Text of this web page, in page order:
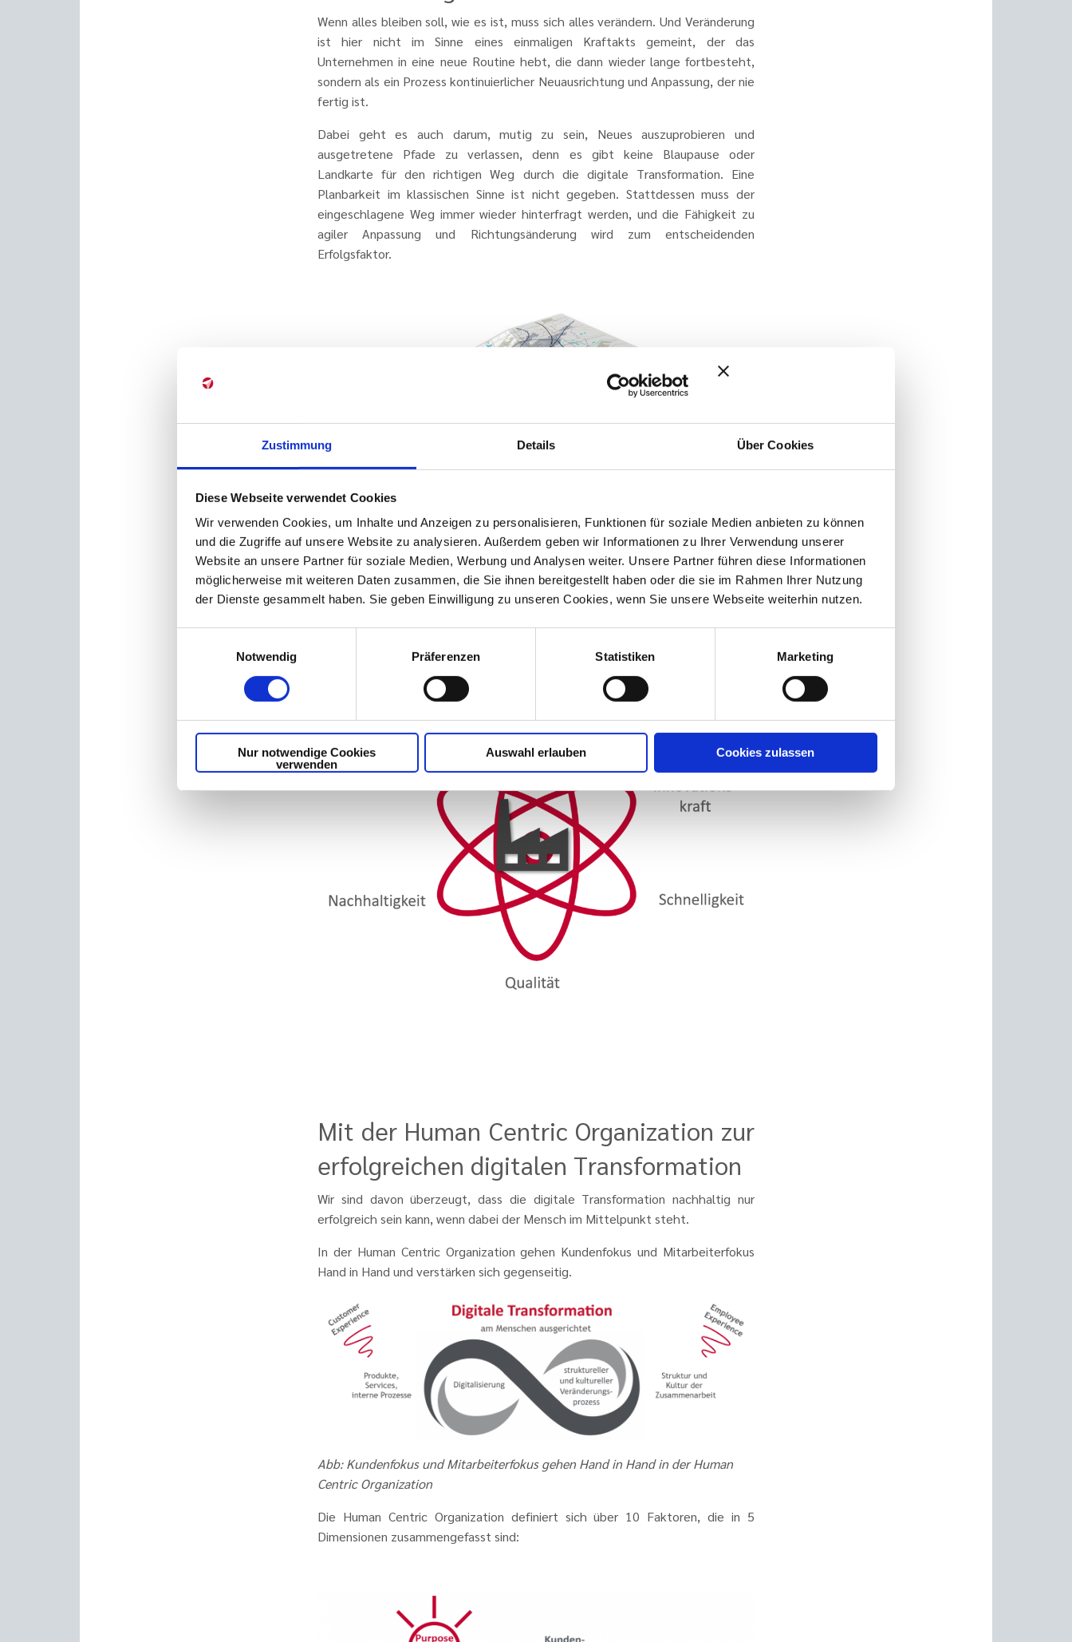
Zustimmung Details Über Cookies
Diese Webseite verwendet Cookies
Wir verwenden Cookies, um Inhalte und Anzeigen zu personalisieren, Funktionen für soziale Medien anbieten zu können
und die Zugriffe auf unsere Website zu analysieren. Außerdem geben wir Informationen zu Ihrer Verwendung unserer
Website an unsere Partner für soziale Medien, Werbung und Analysen weiter. Unsere Partner führen diese Informationen
möglicherweise mit weiteren Daten zusammen, die Sie ihnen bereitgestellt haben oder die sie im Rahmen Ihrer Nutzung
der Dienste gesammelt haben. Sie geben Einwilligung zu unseren Cookies, wenn Sie unsere Webseite weiterhin nutzen.
Notwendig
Präferenzen Statistiken Marketing
Nur notwendige Cookies
verwenden
Auswahl erlauben Cookies zulassen
Wenn alles bleiben soll, wie es ist, muss sich alles verändern. Und Veränderung
ist hier nicht im Sinne eines einmaligen Kraftakts gemeint, der das
Unternehmen in eine neue Routine hebt, die dann wieder lange fortbesteht,
sondern als ein Prozess kontinuierlicher Neuausrichtung und Anpassung, der nie
fertig ist.
Dabei geht es auch darum, mutig zu sein, Neues auszuprobieren und
ausgetretene Pfade zu verlassen, denn es gibt keine Blaupause oder
Landkarte für den richtigen Weg durch die digitale Transformation. Eine
Planbarkeit im klassischen Sinne ist nicht gegeben. Stattdessen muss der
eingeschlagene Weg immer wieder hinterfragt werden, und die Fähigkeit zu
agiler Anpassung und Richtungsänderung wird zum entscheidenden
Erfolgsfaktor.
Und deshalb geht es darum, dynamische Veränderungsprozesse zu
ermöglichen und den dafür nötigen organisatorischen und kulturellen Rahmen
zu setzen.
Zukunftsfähigkeit kann dann in Kombination mit Qualität, Nachhaltigkeit und
Resilienz entstehen.
Mit der Human Centric Organization zur
erfolgreichen digitalen Transformation
Wir sind davon überzeugt, dass die digitale Transformation nachhaltig nur
erfolgreich sein kann, wenn dabei der Mensch im Mittelpunkt steht.
In der Human Centric Organization gehen Kundenfokus und Mitarbeiterfokus
Hand in Hand und verstärken sich gegenseitig.
Abb: Kundenfokus und Mitarbeiterfokus gehen Hand in Hand in der Human
Centric Organization
Die Human Centric Organization definiert sich über 10 Faktoren, die in 5
Dimensionen zusammengefasst sind: